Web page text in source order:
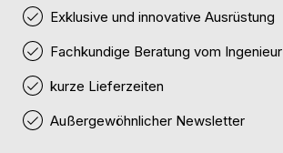
Exklusive und innovative Ausrüstung
Fachkundige Beratung vom Ingenieur
kurze Lieferzeiten
Außergewöhnlicher Newsletter